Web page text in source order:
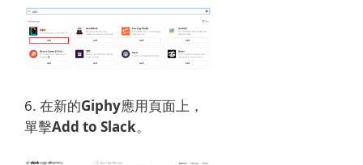
6. 在新的Giphy應用頁面上，
單擊Add to Slack。